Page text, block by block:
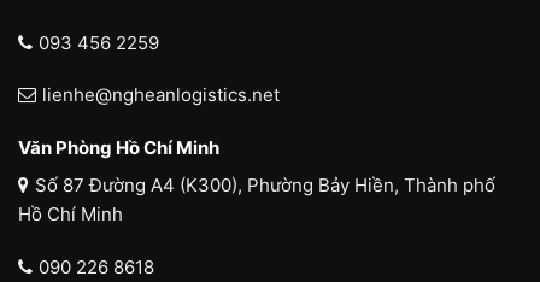
093 456 2259
lienhe@ngheanlogistics.net
Văn Phòng Hồ Chí Minh
Số 87 Đường A4 (K300), Phường Bảy Hiền, Thành phố
Hồ Chí Minh
090 226 8618